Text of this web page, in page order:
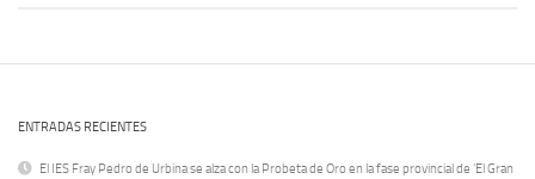
ENTRADAS RECIENTES
El IES Fray Pedro de Urbina se alza con la Probeta de Oro en la fase provincial de ‘El Gran